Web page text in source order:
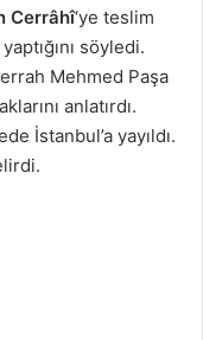
Cerrâhî‘ye teslim
söyledi.
Mehmed Paşa
anlatırdı.
İstanbul’a yayıldı.